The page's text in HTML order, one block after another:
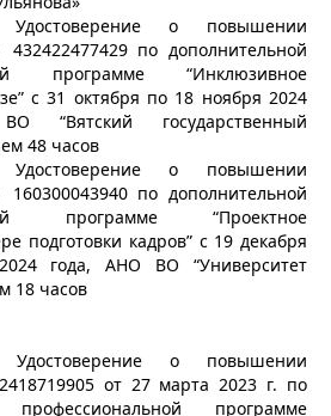
о повышении
по дополнительной
программе “Инклюзивное
с 31 октября по 18 ноября 2024
“Вятский государственный
48 часов
о повышении
по дополнительной
программе “Проектное
подготовки кадров” с 19 декабря
года, АНО ВО “Университет
18 часов
о повышении
от 27 марта 2023 г. по
профессиональной программе